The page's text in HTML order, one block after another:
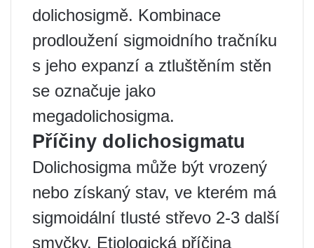
dolichosigmě. Kombinace
prodloužení sigmoidního tračníku
s jeho expanzí a ztluštěním stěn
se označuje jako
megadolichosigma.
Příčiny dolichosigmatu
Dolichosigma může být vrozený
nebo získaný stav, ve kterém má
sigmoidální tlusté střevo 2-3 další
smyčky. Etiologická příčina